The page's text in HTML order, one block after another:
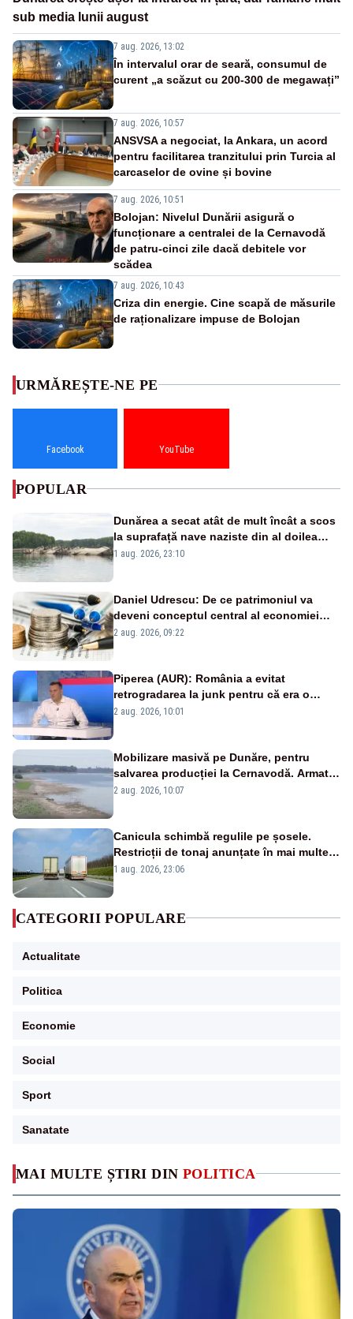
sub media lunii august
7 aug. 2026, 13:02
În intervalul orar de seară, consumul de
curent „a scăzut cu 200-300 de megawați”
7 aug. 2026, 10:57
ANSVSA a negociat, la Ankara, un acord
pentru facilitarea tranzitului prin Turcia al
carcaselor de ovine și bovine
7 aug. 2026, 10:51
Bolojan: Nivelul Dunării asigură o
funcționare a centralei de la Cernavodă
de patru-cinci zile dacă debitele vor
scădea
7 aug. 2026, 10:43
Criza din energie. Cine scapă de măsurile
de raționalizare impuse de Bolojan
MAI MULTE ȘTIRI DIN POLITICA
URMĂREȘTE-NE PE
Facebook YouTube
POPULAR
Dunărea a secat atât de mult încât a scos
la suprafață nave naziste din al doilea
război mondial
1 aug. 2026, 23:10
Daniel Udrescu: De ce patrimoniul va
deveni conceptul central al economiei
viitoare?
2 aug. 2026, 09:22
Piperea (AUR): România a evitat
retrogradarea la junk pentru că era o
catastrofă pentru bănci și fondurile de
2 aug. 2026, 10:01
Mobilizare masivă pe Dunăre, pentru
salvarea producției la Cernavodă. Armata
va detona o stâncă și va devia apa
2 aug. 2026, 10:07
Canicula schimbă regulile pe șosele.
Restricții de tonaj anunțate în mai multe
județe
1 aug. 2026, 23:06
CATEGORII POPULARE
Actualitate
Politica
Economie
Social
Sport
Sanatate